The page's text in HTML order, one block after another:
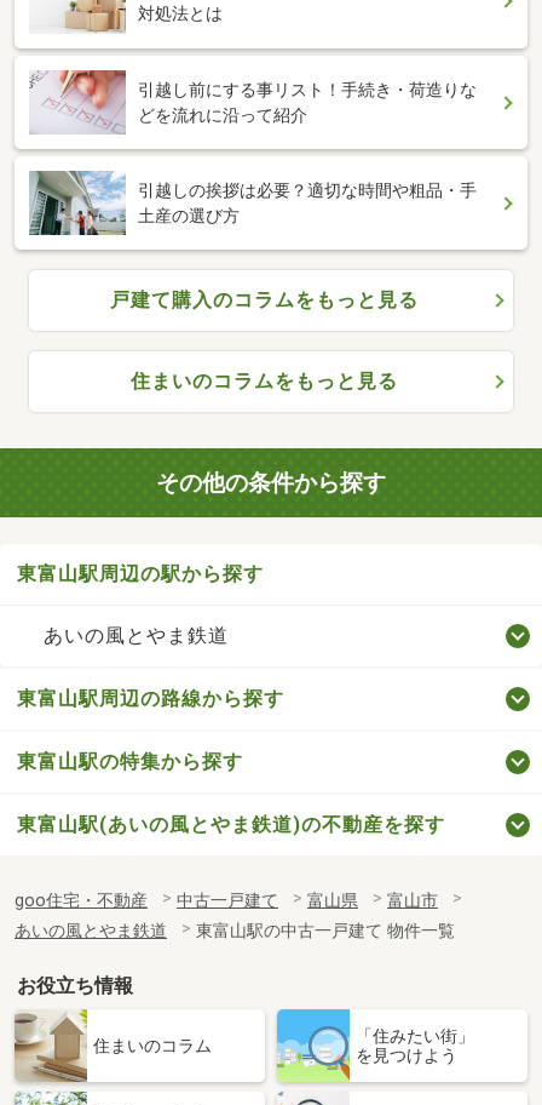
対処法とは
引越し前にする事リスト！手続き・荷造りな
どを流れに沿って紹介
引越しの挨拶は必要？適切な時間や粗品・手
土産の選び方
戸建て購入のコラムをもっと見る
住まいのコラムをもっと見る
その他の条件から探す
東富山駅周辺の駅から探す
あいの風とやま鉄道
東富山駅周辺の路線から探す
東富山駅の特集から探す
東富山駅(あいの風とやま鉄道)の不動産を探す
goo住宅・不動産 中古一戸建て 富山県
富山市
あいの風とやま鉄道
東富山駅の中古一戸建て 物件一覧
お役立ち情報
住まいのコラム
「住みたい街」
を見つけよう